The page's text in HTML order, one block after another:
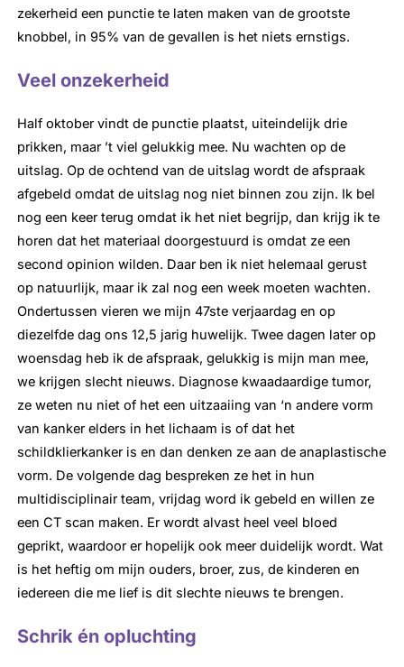
zekerheid een punctie te laten maken van de grootste
knobbel, in 95% van de gevallen is het niets ernstigs.
Veel onzekerheid
Half oktober vindt de punctie plaatst, uiteindelijk drie
prikken, maar ’t viel gelukkig mee. Nu wachten op de
uitslag. Op de ochtend van de uitslag wordt de afspraak
afgebeld omdat de uitslag nog niet binnen zou zijn. Ik bel
nog een keer terug omdat ik het niet begrijp, dan krijg ik te
horen dat het materiaal doorgestuurd is omdat ze een
second opinion wilden. Daar ben ik niet helemaal gerust
op natuurlijk, maar ik zal nog een week moeten wachten.
Ondertussen vieren we mijn 47ste verjaardag en op
diezelfde dag ons 12,5 jarig huwelijk. Twee dagen later op
woensdag heb ik de afspraak, gelukkig is mijn man mee,
we krijgen slecht nieuws. Diagnose kwaadaardige tumor,
ze weten nu niet of het een uitzaaiing van ‘n andere vorm
van kanker elders in het lichaam is of dat het
schildklierkanker is en dan denken ze aan de anaplastische
vorm. De volgende dag bespreken ze het in hun
multidisciplinair team, vrijdag word ik gebeld en willen ze
een CT scan maken. Er wordt alvast heel veel bloed
geprikt, waardoor er hopelijk ook meer duidelijk wordt. Wat
is het heftig om mijn ouders, broer, zus, de kinderen en
iedereen die me lief is dit slechte nieuws te brengen.
Schrik én opluchting